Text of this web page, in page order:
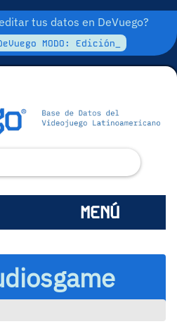
tus datos en DeVuego?
MODO: Edición_
MENÚ